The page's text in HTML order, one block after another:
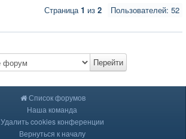
Пользователей: 52
Страница1 из 2
Перейти
Список форумов
Наша команда
Удалить cookies конференции
Вернуться к началу